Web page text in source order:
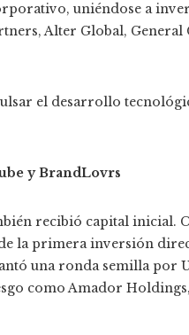
uniéndose a
Alter Global, General
el desarrollo
y BrandLovrs
recibió capital inicial.
la primera inversión
una ronda semilla por
como Amador